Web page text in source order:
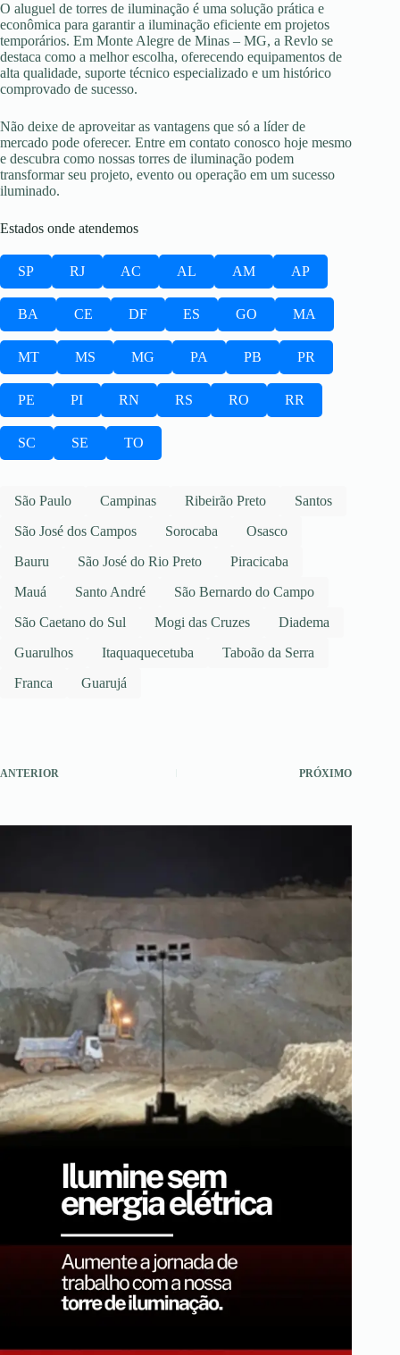
O aluguel de torres de iluminação é uma solução prática e
econômica para garantir a iluminação eficiente em projetos
temporários. Em Monte Alegre de Minas – MG, a Revlo se
destaca como a melhor escolha, oferecendo equipamentos de
alta qualidade, suporte técnico especializado e um histórico
comprovado de sucesso.
Não deixe de aproveitar as vantagens que só a líder de
mercado pode oferecer. Entre em contato conosco hoje mesmo
e descubra como nossas torres de iluminação podem
transformar seu projeto, evento ou operação em um sucesso
iluminado.
Estados onde atendemos
SP RJ AC AL AM AP
BA CE DF ES GO MA
MT MS MG PA PB PR
PE PI RN RS RO RR
SC SE TO
São Paulo Campinas Ribeirão Preto
Santos
São José dos Campos
Sorocaba
Osasco
Bauru
São José do Rio Preto
Piracicaba
Mauá
Santo André
São Bernardo do Campo
São Caetano do Sul
Mogi das Cruzes
Diadema
Guarulhos
Itaquaquecetuba
Taboão da Serra
Franca
Guarujá
ANTERIOR PRÓXIMO